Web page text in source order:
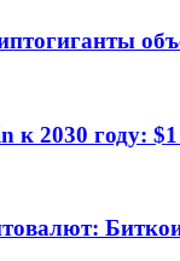
к 2030 году: $1